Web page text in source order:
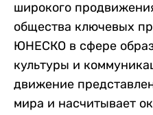
широкого
общества ключевых
ЮНЕСКО в сфере
культуры и
движение
мира и насчитывает